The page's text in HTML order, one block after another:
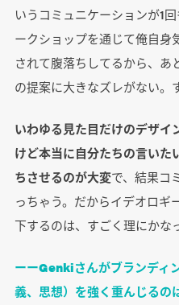
いうコミュニケーションが1
ークショップを通じて俺自身
されて腹落ちしてるから、あ
の提案に大きなズレがない。
いわゆる見た目だけのデザイ
けど本当に自分たちの言いた
ちさせるのが大変で、結果コ
っちゃう。だからイデオロギ
下するのは、すごく理にかな
ーーGenkiさんがブランディ
義、思想）を強く重んじるの